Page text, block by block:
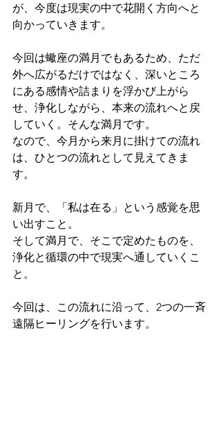
が、今度は現実の中で花開く方向へと
向かっていきます。
今回は蠍座の満月でもあるため、ただ
外へ広がるだけではなく、深いところ
にある感情や詰まりを浮かび上がら
せ、浄化しながら、本来の流れへと戻
していく。そんな満月です。
なので、今月から来月に掛けての流れ
は、ひとつの流れとして見えてきま
す。
新月で、「私は在る」という感覚を思
い出すこと。
そして満月で、そこで定めたものを、
浄化と循環の中で現実へ通していくこ
と。
今回は、この流れに沿って、2つの一斉
遠隔ヒーリングを行います。